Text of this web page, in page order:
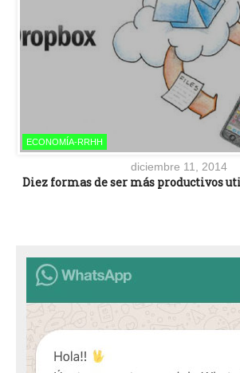
ECONOMÍA-RRHH
diciembre 11, 2014
Diez formas de ser más productivos